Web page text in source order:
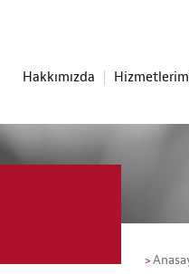
Hakkımızda